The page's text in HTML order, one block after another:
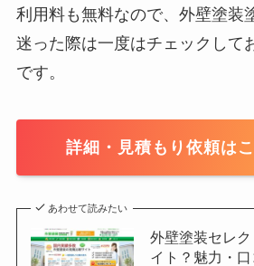
利用料も無料なので、外壁塗装
迷った際は一度はチェックして
です。
詳細・見積もり依頼は
あわせて読みたい
外壁塗装セレ
イト？魅力・